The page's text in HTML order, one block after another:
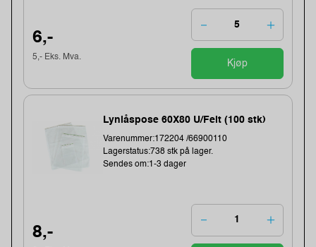
6,-
5,- Eks. Mva.
Kjøp
Lynlåspose 60X80 U/Felt (100 stk)
Varenummer:172204 /66900110
Lagerstatus:738 stk på lager.
Sendes om:1-3 dager
8,-